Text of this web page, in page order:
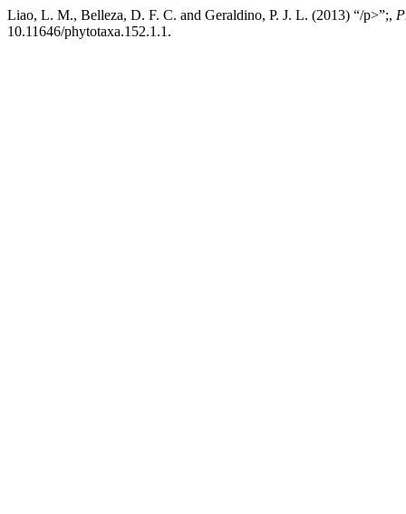
Liao, L. M., Belleza, D. F. C. and Geraldino, P. J. L. (2013) “/p>”;,
10.11646/phytotaxa.152.1.1.